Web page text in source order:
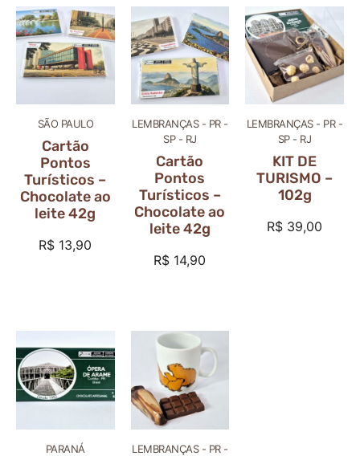
SÃO PAULO
Cartão
Pontos
Turísticos –
Chocolate ao
leite 42g
R$ 13,90
LEMBRANÇAS - PR -
SP - RJ
Cartão
Pontos
Turísticos –
Chocolate ao
leite 42g
R$ 14,90
LEMBRANÇAS - PR -
SP - RJ
KIT DE
TURISMO –
102g
R$ 39,00
PARANÁ
LEMBRANÇAS - PR -